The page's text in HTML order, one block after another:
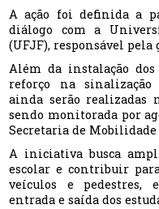
A ação foi definida a
diálogo com a
(UFJF), responsável pela
Além da instalação
reforço na sinalização
ainda serão realizadas
sendo monitorada por
Secretaria de
A iniciativa busca
escolar e contribuir
veículos e pedestres,
entrada e saída dos